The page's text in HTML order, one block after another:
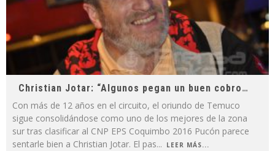
Christian Jotar: “Algunos pegan un buen cobro y se gastan el doble en el casino”
Con más de 12 años en el circuito, el oriundo de Temuco
sigue consolidándose como uno de los mejores de la zona
sur tras clasificar al CNP EPS Coquimbo 2016 Pucón parece
sentarle bien a Christian Jotar. El pas... LEER MÁS...